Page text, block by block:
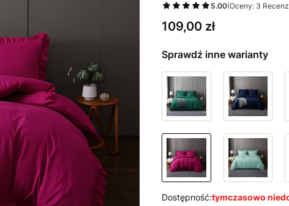
5.00(Oceny: 3
Cena
109,00 zł
Sprawdź inne warianty
Dostępność:tymczasowo